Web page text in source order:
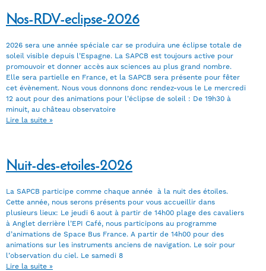
Nos-RDV-eclipse-2026
2026 sera une année spéciale car se produira une éclipse totale de
soleil visible depuis l’Espagne. La SAPCB est toujours active pour
promouvoir et donner accès aux sciences au plus grand nombre.
Elle sera partielle en France, et la SAPCB sera présente pour fêter
cet évènement. Nous vous donnons donc rendez-vous le Le mercredi
12 aout pour des animations pour l’éclipse de soleil : De 19h30 à
minuit, au château observatoire
Lire la suite »
Nuit-des-etoiles-2026
La SAPCB participe comme chaque année à la nuit des étoiles.
Cette année, nous serons présents pour vous accueillir dans
plusieurs lieux: Le jeudi 6 aout à partir de 14h00 plage des cavaliers
à Anglet derrière l’EPI Café, nous participons au programme
d’animations de Space Bus France. A partir de 14h00 pour des
animations sur les instruments anciens de navigation. Le soir pour
l’observation du ciel. Le samedi 8
Lire la suite »